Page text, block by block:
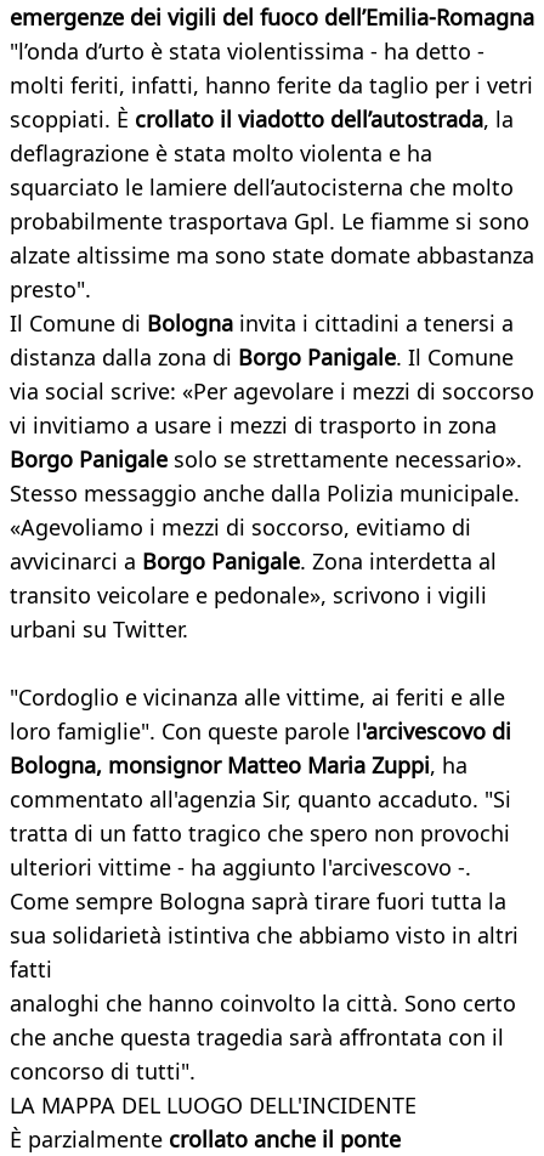
emergenze dei vigili del fuoco dell’Emilia-Romagna
"l’onda d’urto è stata violentissima - ha detto -
molti feriti, infatti, hanno ferite da taglio per i vetri
scoppiati. È crollato il viadotto dell’autostrada, la
deflagrazione è stata molto violenta e ha
squarciato le lamiere dell’autocisterna che molto
probabilmente trasportava Gpl. Le fiamme si sono
alzate altissime ma sono state domate abbastanza
presto".
Il Comune di Bologna invita i cittadini a tenersi a
distanza dalla zona di Borgo Panigale. Il Comune
via social scrive: «Per agevolare i mezzi di soccorso
vi invitiamo a usare i mezzi di trasporto in zona
Borgo Panigale solo se strettamente necessario».
Stesso messaggio anche dalla Polizia municipale.
«Agevoliamo i mezzi di soccorso, evitiamo di
avvicinarci a Borgo Panigale. Zona interdetta al
transito veicolare e pedonale», scrivono i vigili
urbani su Twitter.
"Cordoglio e vicinanza alle vittime, ai feriti e alle
loro famiglie". Con queste parole l'arcivescovo di
Bologna, monsignor Matteo Maria Zuppi, ha
commentato all'agenzia Sir, quanto accaduto. "Si
tratta di un fatto tragico che spero non provochi
ulteriori vittime - ha aggiunto l'arcivescovo -.
Come sempre Bologna saprà tirare fuori tutta la
sua solidarietà istintiva che abbiamo visto in altri
fatti
analoghi che hanno coinvolto la città. Sono certo
che anche questa tragedia sarà affrontata con il
concorso di tutti".
LA MAPPA DEL LUOGO DELL'INCIDENTE
È parzialmente crollato anche il ponte